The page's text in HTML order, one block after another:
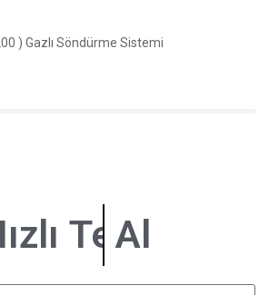
) Gazlı Söndürme Sistemi
Bilgi
Al